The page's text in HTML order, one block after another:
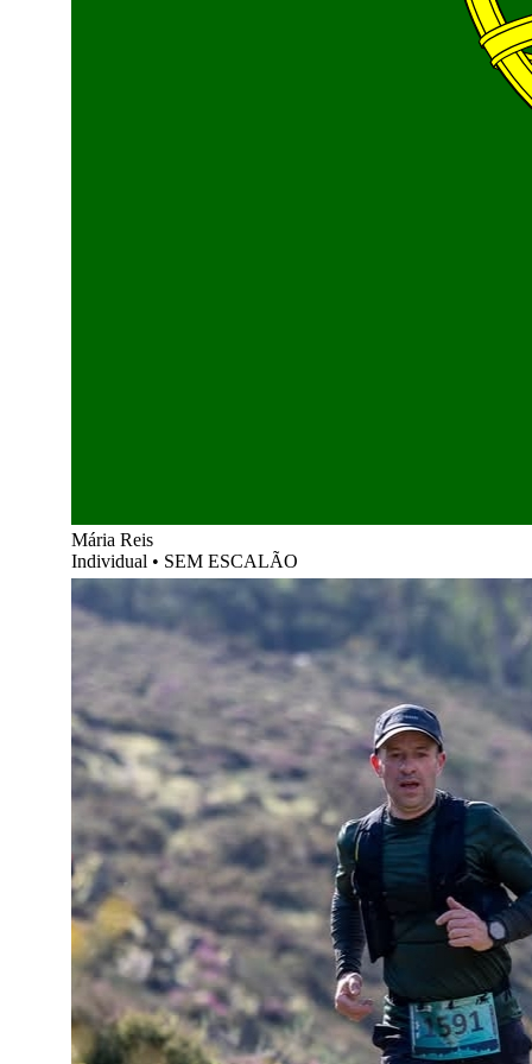
Mária Reis
Individual • SEM ESCALÃO